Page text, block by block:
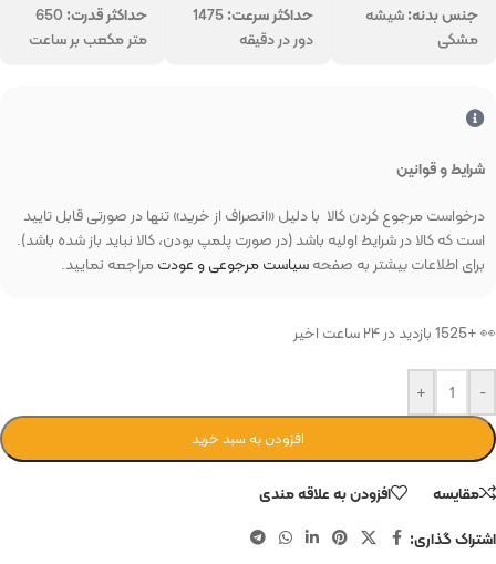
جنس بدنه:شیشه
مشکی
حداکثر سرعت:1475
دور در دقیقه
حداکثر قدرت: 650
متر مکعب بر ساعت
شرایط و قوانین
درخواست مرجوع کردن کالا با دلیل «انصراف از خرید» تنها در صورتی قابل تایید
است که کالا در شرایط اولیه باشد (در صورت پلمپ بودن، کالا نباید باز شده باشد).
برای اطلاعات بیشتر به صفحهسیاست مرجوعی و عودتمراجعه نمایید.
👀 +1525 بازدید در ۲۴ ساعت اخیر
-
+
افزودن به سبد خرید
مقایسه
افزودن به علاقه مندی
اشتراک گذاری: